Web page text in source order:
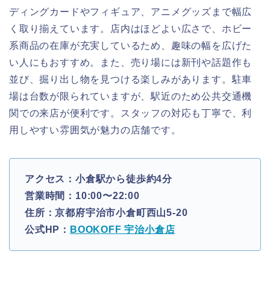
ディングカードやフィギュア、アニメグッズまで幅広
く取り揃えています。店内はほどよい広さで、ホビー
系商品の在庫が充実しているため、趣味の幅を広げた
い人にもおすすめ。また、売り場には新刊や話題作も
並び、掘り出し物を見つける楽しみがあります。駐車
場は台数が限られていますが、駅近のため公共交通機
関での来店が便利です。スタッフの対応も丁寧で、利
用しやすい雰囲気が魅力の店舗です。
アクセス：小倉駅から徒歩約4分
営業時間：10:00〜22:00
住所：京都府宇治市小倉町西山5-20
公式HP： BOOKOFF 宇治小倉店